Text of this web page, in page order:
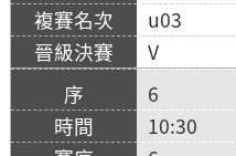
u03
V
6
10:30